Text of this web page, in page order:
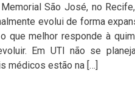
São José, no
evolui de forma
que melhor responde à
Em UTI não se
médicos estão na […]